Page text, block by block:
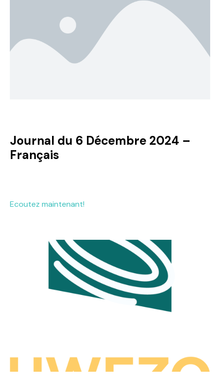
Journal du 6 Décembre 2024 –
Français
Ecoutez maintenant!